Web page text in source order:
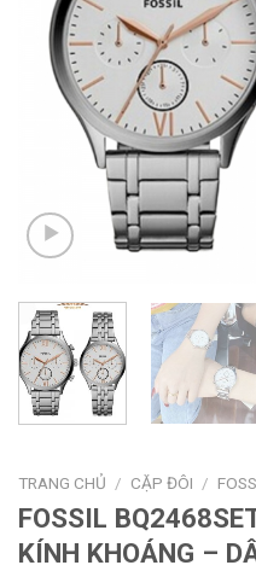
TRANG CHỦ / CẶP ĐÔI /
FOSSIL
KÍNH KHOÁNG –